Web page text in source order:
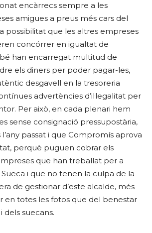
encàrrecs sempre a les
amigues a preus més cars del
possibilitat que les altres empreses
concórrer en igualtat de
han encarregat multitud de
els diners per poder pagar-les,
desgavell en la tresoreria
advertències d’il·legalitat per
Per això, en cada plenari hem
sense consignació pressupostària,
passat i que Compromís aprova
perquè puguen cobrar els
que han treballat per a
i que no tenen la culpa de la
de gestionar d’este alcalde, més
en totes les fotos que del benestar
dels suecans.